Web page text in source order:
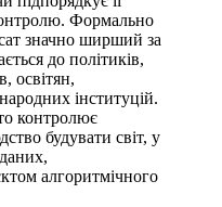
Формально
значно ширший за
до політиків,
освітян,
інституцій.
контролює
будувати світ, у
алгоритмічного